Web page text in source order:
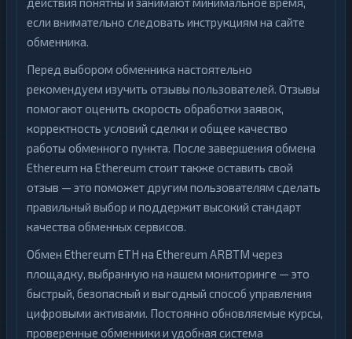
если внимательно следовать инструкциям на сайте
обменника.
Перед выбором обменника настоятельно
рекомендуем изучить отзывы пользователей. Отзывы
помогают оценить скорость обработки заявок,
корректность условий сделки и общее качество
работы обменного пункта. После завершения обмена
Ethereum на Ethereum стоит также оставить свой
отзыв — это поможет другим пользователям сделать
правильный выбор и поддержит высокий стандарт
качества обменных сервисов.
Обмен Ethereum ETH на Ethereum ARBTM через
площадку, выбранную на нашем мониторинге — это
быстрый, безопасный и выгодный способ управления
цифровыми активами. Постоянно обновляемые курсы,
проверенные обменники и удобная система